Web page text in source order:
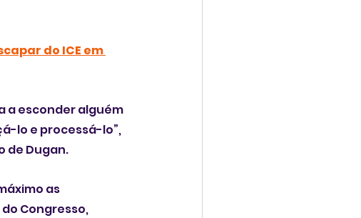
do ICE em
a esconder alguém
lo e processá-lo”,
de Dugan.
as
Congresso,